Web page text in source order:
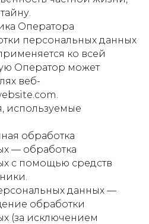
Оператора
персональных данных
ко всей
Оператор может
веб-
используемые
обработка
— обработка
с помощью средств
данных —
обработки
(за исключением